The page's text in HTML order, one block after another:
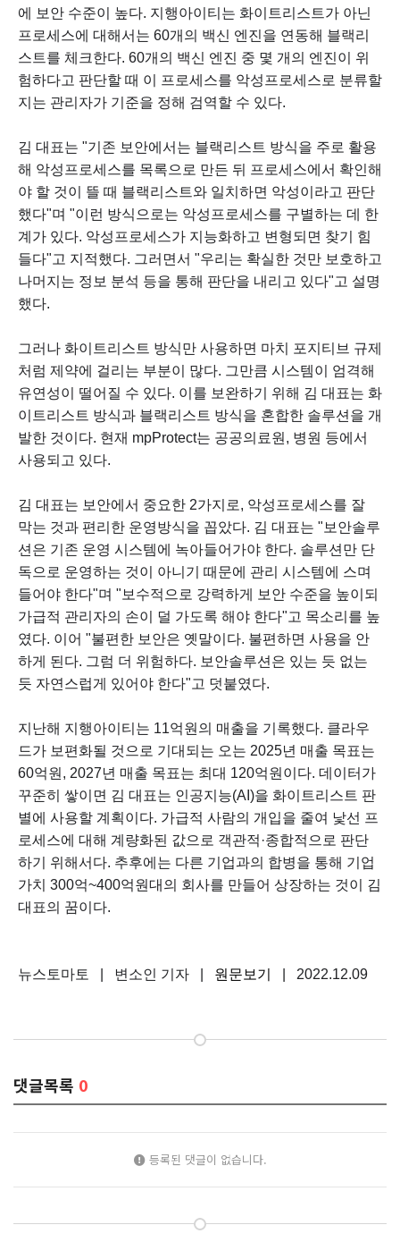
에 보안 수준이 높다. 지행아이티는 화이트리스트가 아닌
프로세스에 대해서는 60개의 백신 엔진을 연동해 블랙리
스트를 체크한다. 60개의 백신 엔진 중 몇 개의 엔진이 위
험하다고 판단할 때 이 프로세스를 악성프로세스로 분류할
지는 관리자가 기준을 정해 검역할 수 있다.
김 대표는 "기존 보안에서는 블랙리스트 방식을 주로 활용
해 악성프로세스를 목록으로 만든 뒤 프로세스에서 확인해
야 할 것이 뜰 때 블랙리스트와 일치하면 악성이라고 판단
했다"며 "이런 방식으로는 악성프로세스를 구별하는 데 한
계가 있다. 악성프로세스가 지능화하고 변형되면 찾기 힘
들다"고 지적했다. 그러면서 "우리는 확실한 것만 보호하고
나머지는 정보 분석 등을 통해 판단을 내리고 있다"고 설명
했다.
그러나 화이트리스트 방식만 사용하면 마치 포지티브 규제
처럼 제약에 걸리는 부분이 많다. 그만큼 시스템이 엄격해
유연성이 떨어질 수 있다. 이를 보완하기 위해 김 대표는 화
이트리스트 방식과 블랙리스트 방식을 혼합한 솔루션을 개
발한 것이다. 현재 mpProtect는 공공의료원, 병원 등에서
사용되고 있다.
김 대표는 보안에서 중요한 2가지로, 악성프로세스를 잘
막는 것과 편리한 운영방식을 꼽았다. 김 대표는 "보안솔루
션은 기존 운영 시스템에 녹아들어가야 한다. 솔루션만 단
독으로 운영하는 것이 아니기 때문에 관리 시스템에 스며
들어야 한다"며 "보수적으로 강력하게 보안 수준을 높이되
가급적 관리자의 손이 덜 가도록 해야 한다"고 목소리를 높
였다. 이어 "불편한 보안은 옛말이다. 불편하면 사용을 안
하게 된다. 그럼 더 위험하다. 보안솔루션은 있는 듯 없는
듯 자연스럽게 있어야 한다"고 덧붙였다.
지난해 지행아이티는 11억원의 매출을 기록했다. 클라우
드가 보편화될 것으로 기대되는 오는 2025년 매출 목표는
60억원, 2027년 매출 목표는 최대 120억원이다. 데이터가
꾸준히 쌓이면 김 대표는 인공지능(AI)을 화이트리스트 판
별에 사용할 계획이다. 가급적 사람의 개입을 줄여 낯선 프
로세스에 대해 계량화된 값으로 객관적·종합적으로 판단
하기 위해서다. 추후에는 다른 기업과의 합병을 통해 기업
가치 300억~400억원대의 회사를 만들어 상장하는 것이 김
대표의 꿈이다.
뉴스토마토 | 변소인 기자 | 원문보기 | 2022.12.09
댓글목록 0
등록된 댓글이 없습니다.